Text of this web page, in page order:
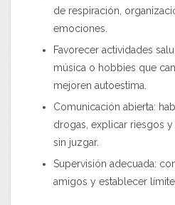
de respiración,
emociones.
Favorecer actividades
música o hobbies que
mejoren autoestima.
Comunicación abierta:
drogas, explicar riesgos
sin juzgar.
Supervisión adecuada:
amigos y establecer